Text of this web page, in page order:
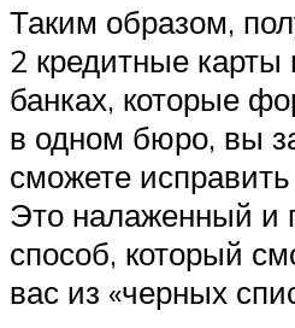
Таким образом,
2 кредитные карты
банках, которые
в одном бюро, вы
сможете
Это налаженный и
способ, который
вас из «черных